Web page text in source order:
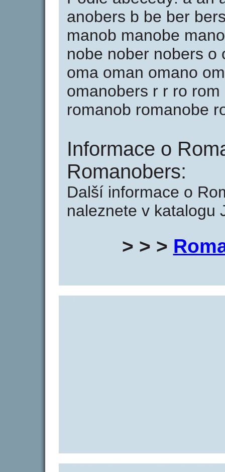
anobers b be ber
manob manobe
nobe nober nobers o
oma oman omano
omanobers r r ro
romanob romanobe
Informace o
Romanobers:
Další informace o
naleznete v katalogu
> > >